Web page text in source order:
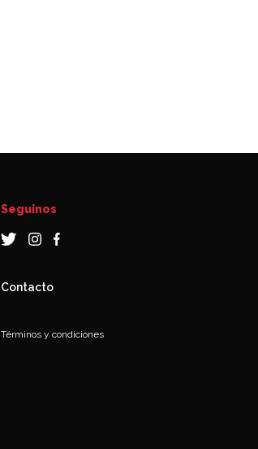
Seguinos
Contacto
Términos y condiciones